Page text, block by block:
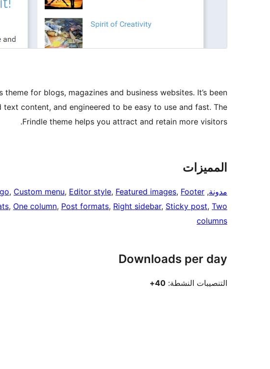
for blogs, magazines and business websites. It’s been
content, and engineered to be easy to use and fast. The
Frindle theme helps you attract and retain more visitors.
المميزات
مدونة,
, Custom menu, Editor style, Featured images, Footer
, One column, Post formats, Right sidebar, Sticky post, Two
columns
Downloads per day
التنصيبات النشطة: 40+